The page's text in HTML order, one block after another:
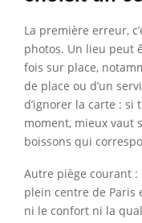
La première erreur,
photos. Un lieu peut
fois sur place,
de place ou d’un
d’ignorer la carte :
moment, mieux vaut
boissons qui
Autre piège courant :
plein centre de Paris
ni le confort ni la